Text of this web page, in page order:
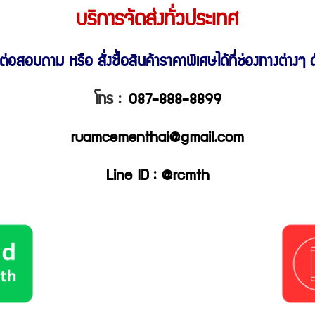
บริการจัดส่งทั่วประเทศ
อสอบถาม หรือ สั่งซื้อสินค้าราคาพิเศษได้ที่ช่องทางต่างๆ
โทร : 087-888-8899
ruamcementhai@gmail.com
Line ID : @rcmth